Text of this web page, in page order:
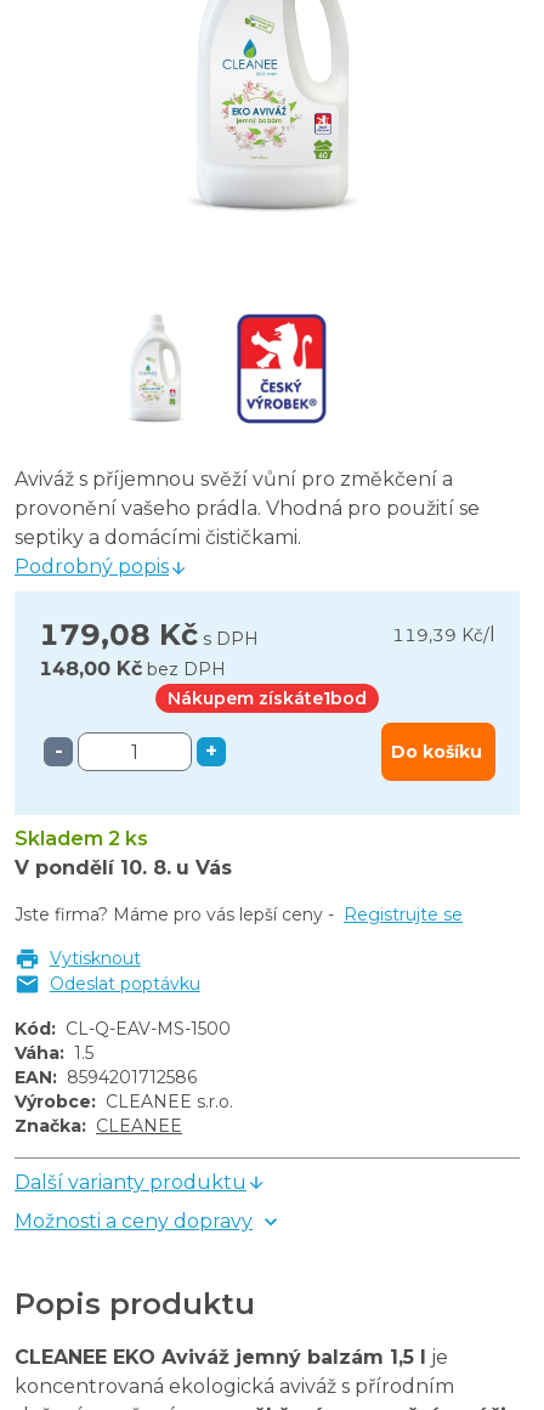
Deluxe Diamant Moon aviváž 1 l
Coccolino Aria Di Primavera aviváž 1,75 l
Coccolino aviváž Orange Rush 68 praní, 1,7 l
Aviváž s příjemnou svěží vůní pro změkčení a
provonění vašeho prádla. Vhodná pro použití se
septiky a domácími čističkami.
Podrobný popis
179,08 Kč s DPH 119,39 Kč/
148,00 Kč bez DPH
Nákupem získáte1bod
- + Do košíku
Skladem 2 ks
V pondělí 10. 8. u Vás
Jste firma? Máme pro vás lepší ceny - Registrujte se
Vytisknout
Odeslat poptávku
Kód: CL-Q-EAV-MS-1500
Váha: 1.5
EAN: 8594201712586
Výrobce: CLEANEE s.r.o.
Značka: CLEANEE
Další varianty produktu
Možnosti a ceny dopravy
Popis produktu
CLEANEE EKO Aviváž jemný balzám 1,5 l je
koncentrovaná ekologická aviváž s přírodním